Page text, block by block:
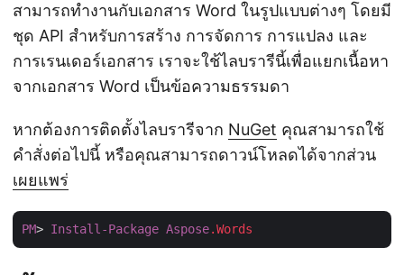
สามารถทำงานกับเอกสาร Word ในรูปแบบต่างๆ โดยมี
ชุด API สำหรับการสร้าง การจัดการ การแปลง และ
การเรนเดอร์เอกสาร เราจะใช้ไลบรารีนี้เพื่อแยกเนื้อหา
จากเอกสาร Word เป็นข้อความธรรมดา
หากต้องการติดตั้งไลบรารีจาก NuGet คุณสามารถใช้
คำสั่งต่อไปนี้ หรือคุณสามารถดาวน์โหลดได้จากส่วน
เผยแพร่
PM> Install-Package Aspose.Words